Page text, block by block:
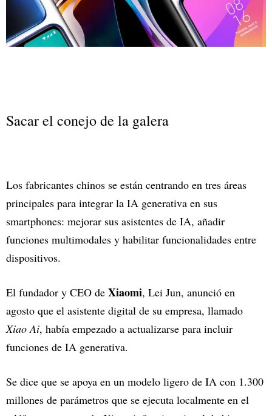
Sacar el conejo de la galera
Los fabricantes chinos se están centrando en tres áreas
principales para integrar la IA generativa en sus
smartphones: mejorar sus asistentes de IA, añadir
funciones multimodales y habilitar funcionalidades entre
dispositivos.
El fundador y CEO de Xiaomi, Lei Jun, anunció en
agosto que el asistente digital de su empresa, llamado
Xiao Ai, había empezado a actualizarse para incluir
funciones de IA generativa.
Se dice que se apoya en un modelo ligero de IA con 1.300
millones de parámetros que se ejecuta localmente en el